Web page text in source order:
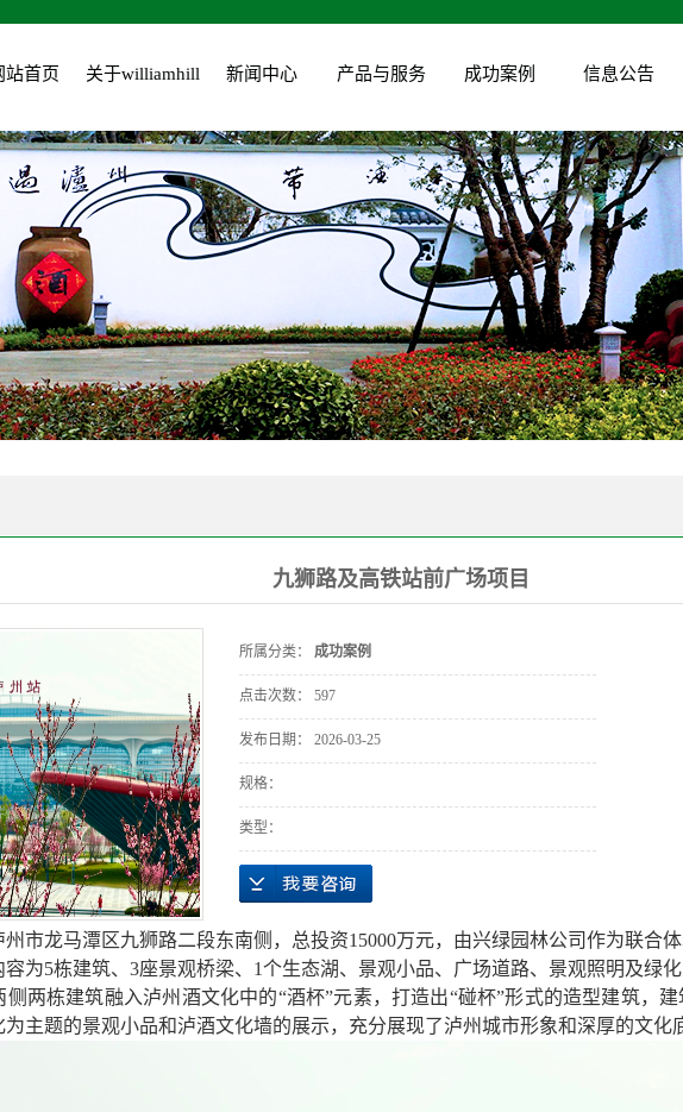
站首页 关于williamhill
公司简介
企业文化
组织架构
营业执照
领导关怀
新闻中心
公司新闻
工程动态
植物运用
行业新闻
技术知识
产品与服务
园林绿化建设
园林绿化维护
城投花木公司
成功案例 信息公告
人才招聘
招标信息
V6项目管理系
九狮路及高铁站前广场项目
所属分类： 成功案例
点击次数： 597
发布日期： 2026-03-25
规格：
类型：
市龙马潭区九狮路二段东南侧，总投资15000万元，由兴绿园林公司作为联合
为5栋建筑、3座景观桥梁、1个生态湖、景观小品、广场道路、景观照明及绿
侧两栋建筑融入泸州酒文化中的“酒杯”元素，打造出“碰杯”形式的造型建筑，
主题的景观小品和泸酒文化墙的展示，充分展现了泸州城市形象和深厚的文化